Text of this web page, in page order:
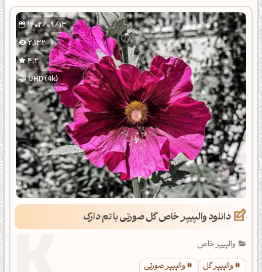
1402/09/13
2,132
4.2
UHD (4k)
دانلود والپیپر خاص گل صورتی با تم دارک
والپیپر خاص
والپیپر گل
والپیپر صورتی